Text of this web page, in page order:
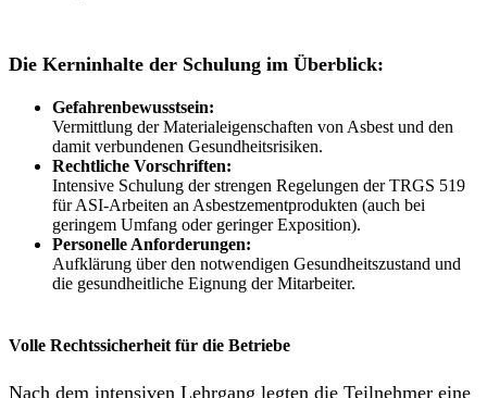
Die Kerninhalte der Schulung im Überblick:
Gefahrenbewusstsein:
Vermittlung der Materialeigenschaften von Asbest und den
damit verbundenen Gesundheitsrisiken.
Rechtliche Vorschriften:
Intensive Schulung der strengen Regelungen der TRGS 519
für ASI-Arbeiten an Asbestzementprodukten (auch bei
geringem Umfang oder geringer Exposition).
Personelle Anforderungen:
Aufklärung über den notwendigen Gesundheitszustand und
die gesundheitliche Eignung der Mitarbeiter.
Volle Rechtssicherheit für die Betriebe
Nach dem intensiven Lehrgang legten die Teilnehmer eine